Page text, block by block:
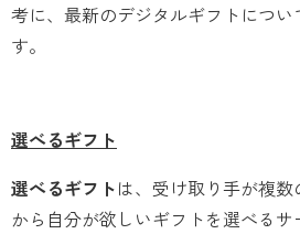
考に、最新のデジタルギフトについ
す。
選べるギフト
選べるギフトは、受け取り手が複
から自分が欲しいギフトを選べるサ